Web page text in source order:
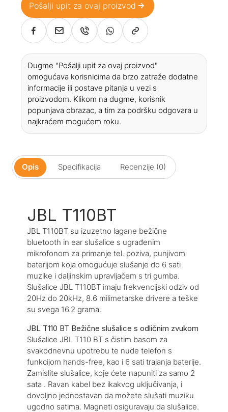
Pošalji upit za ovaj proizvod
Dugme "Pošalji upit za ovaj proizvod"
omogućava korisnicima da brzo zatraže dodatne
informacije ili postave pitanja u vezi s
proizvodom. Klikom na dugme, korisnik
popunjava obrazac, a tim za podršku odgovara u
najkraćem mogućem roku.
Opis Specifikacija Recenzije (0)
JBL T110BT
JBL T110BT su izuzetno lagane bežične
bluetooth in ear slušalice s ugrađenim
mikrofonom za primanje tel. poziva, punjivom
baterijom koja omogućuje slušanje do 6 sati
muzike i daljinskim upravljačem s tri gumba.
Slušalice JBL T110BT imaju frekvencijski odziv od
20Hz do 20kHz, 8.6 milimetarske drivere a teške
su svega 16.2 grama.
JBL T110 BT Bežične slušalice s odličnim zvukom
Slušalice JBL T110 BT s čistim basom za
svakodnevnu upotrebu te nude telefon s
funkcijom hands-free, kao i 6 sati trajanja baterije.
Zamislite slušalice, koje ćete napuniti za samo 2
sata . Ravan kabel bez ikakvog uključivanja, i
dovoljno jednostavan da možete slušati muziku
ugodno satima. Magneti osiguravaju da slušalice.